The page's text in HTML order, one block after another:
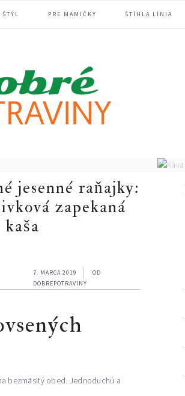
PRE MAMIČKY ŠTÍHLA LÍNIA
jesenné raňajky:
zapekaná
kaša
7. MARCA 2019
OD
DOBREPOTRAVINY
bezmäsitý obed. Jednoduchú a